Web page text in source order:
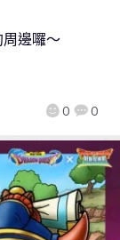
0 0
邊囉～